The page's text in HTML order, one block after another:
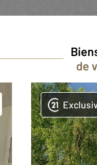
de